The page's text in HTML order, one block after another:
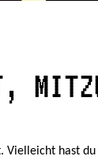
Vielleicht hast